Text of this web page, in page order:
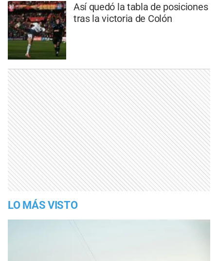
Así quedó la tabla de posiciones
tras la victoria de Colón
LO MÁS VISTO